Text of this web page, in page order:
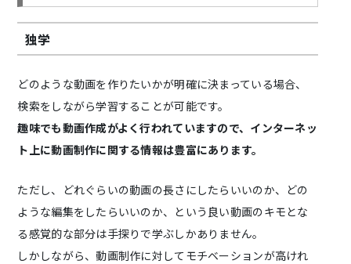
独学
どのような動画を作りたいかが明確に決まっている場合、
検索をしながら学習することが可能です。
趣味でも動画作成がよく行われていますので、インターネッ
ト上に動画制作に関する情報は豊富にあります。
ただし、どれぐらいの動画の長さにしたらいいのか、どの
ような編集をしたらいいのか、という良い動画のキモとな
る感覚的な部分は手探りで学ぶしかありません。
しかしながら、動画制作に対してモチベーションが高けれ